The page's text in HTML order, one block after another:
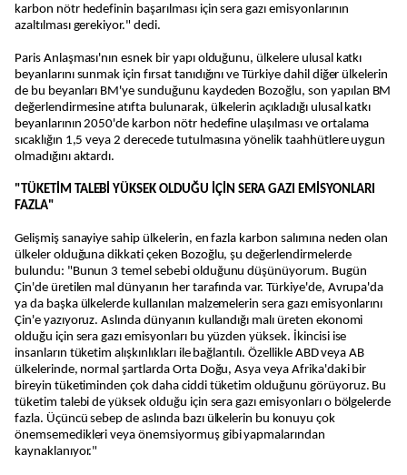
karbon nötr hedefinin başarılması için sera gazı emisyonlarının
azaltılması gerekiyor." dedi.
Paris Anlaşması'nın esnek bir yapı olduğunu, ülkelere ulusal katkı
beyanlarını sunmak için fırsat tanıdığını ve Türkiye dahil diğer ülkelerin
de bu beyanları BM'ye sunduğunu kaydeden Bozoğlu, son yapılan BM
değerlendirmesine atıfta bulunarak, ülkelerin açıkladığı ulusal katkı
beyanlarının 2050'de karbon nötr hedefine ulaşılması ve ortalama
sıcaklığın 1,5 veya 2 derecede tutulmasına yönelik taahhütlere uygun
olmadığını aktardı.
"TÜKETİM TALEBİ YÜKSEK OLDUĞU İÇİN SERA GAZI EMİSYONLARI
FAZLA"
Gelişmiş sanayiye sahip ülkelerin, en fazla karbon salımına neden olan
ülkeler olduğuna dikkati çeken Bozoğlu, şu değerlendirmelerde
bulundu: "Bunun 3 temel sebebi olduğunu düşünüyorum. Bugün
Çin'de üretilen mal dünyanın her tarafında var. Türkiye'de, Avrupa'da
ya da başka ülkelerde kullanılan malzemelerin sera gazı emisyonlarını
Çin'e yazıyoruz. Aslında dünyanın kullandığı malı üreten ekonomi
olduğu için sera gazı emisyonları bu yüzden yüksek. İkincisi ise
insanların tüketim alışkınlıkları ile bağlantılı. Özellikle ABD veya AB
ülkelerinde, normal şartlarda Orta Doğu, Asya veya Afrika'daki bir
bireyin tüketiminden çok daha ciddi tüketim olduğunu görüyoruz. Bu
tüketim talebi de yüksek olduğu için sera gazı emisyonları o bölgelerde
fazla. Üçüncü sebep de aslında bazı ülkelerin bu konuyu çok
önemsemedikleri veya önemsiyormuş gibi yapmalarından
kaynaklanıyor."